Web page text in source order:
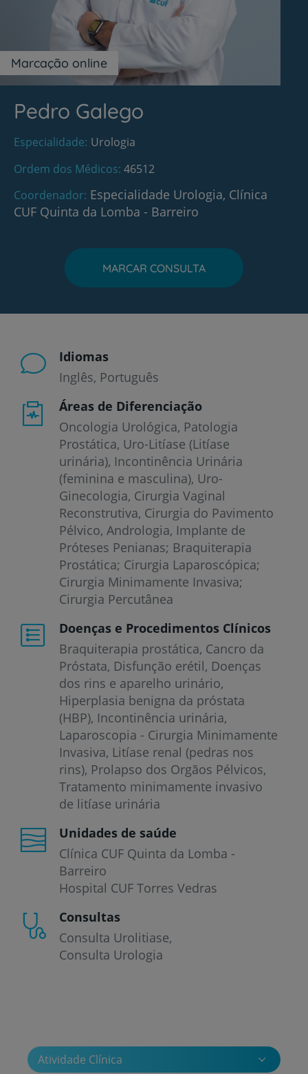
Marcação online
Pedro Galego
Especialidade Urologia
Ordem dos Médicos 46512
Coordenador Especialidade Urologia, Clínica
CUF Quinta da Lomba - Barreiro
MARCAR CONSULTA
Idiomas
Inglês Português
Áreas de Diferenciação
Oncologia Urológica, Patologia
Prostática, Uro-Litíase (Litíase
urinária), Incontinência Urinária
(feminina e masculina), Uro-
Ginecologia, Cirurgia Vaginal
Reconstrutiva, Cirurgia do Pavimento
Pélvico, Andrologia, Implante de
Próteses Penianas; Braquiterapia
Prostática; Cirurgia Laparoscópica;
Cirurgia Minimamente Invasiva;
Cirurgia Percutânea
Doenças e Procedimentos Clínicos
Braquiterapia prostática Cancro da
Próstata Disfunção erétil Doenças
dos rins e aparelho urinário
Hiperplasia benigna da próstata
(HBP) Incontinência urinária
Laparoscopia - Cirurgia Minimamente
Invasiva Litíase renal (pedras nos
rins) Prolapso dos Orgãos Pélvicos
Tratamento minimamente invasivo
de litíase urinária
Unidades de saúde
Clínica CUF Quinta da Lomba -
Barreiro
Hospital CUF Torres Vedras
Consultas
Consulta Urolitiase
Consulta Urologia
Atividade Clínica